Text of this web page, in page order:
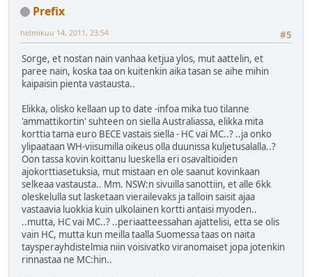
Prefix
#5
helmikuu 14, 2011, 23:54
Sorge, et nostan nain vanhaa ketjua ylos, mut aattelin, et
paree nain, koska taa on kuitenkin aika tasan se aihe mihin
kaipaisin pienta vastausta..
Elikka, olisko kellaan up to date -infoa mika tuo tilanne
'ammattikortin' suhteen on siella Australiassa, elikka mita
korttia tama euro BECE vastais siella - HC vai MC..? ..ja onko
ylipaataan WH-viisumilla oikeus olla duunissa kuljetusalalla..?
Oon tassa kovin koittanu lueskella eri osavaltioiden
ajokorttiasetuksia, mut mistaan en ole saanut kovinkaan
selkeaa vastausta.. Mm. NSW:n sivuilla sanottiin, et alle 6kk
oleskelulla sut lasketaan vierailevaks ja talloin saisit ajaa
vastaavia luokkia kuin ulkolainen kortti antaisi myoden..
..mutta, HC vai MC..? ..periaatteessahan ajattelisi, etta se olis
vain HC, mutta kun meilla taalla Suomessa taas on naita
taysperayhdistelmia niin voisivatko viranomaiset jopa jotenkin
rinnastaa ne MC:hin..